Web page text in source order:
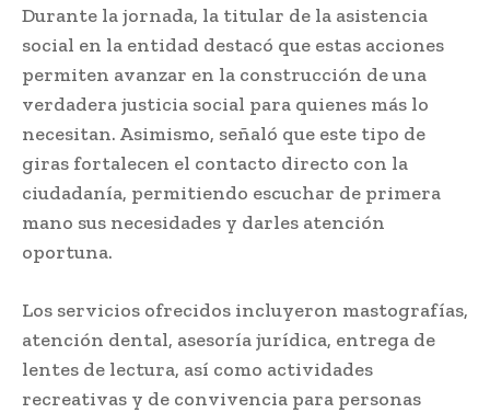
Durante la jornada, la titular de la asistencia
social en la entidad destacó que estas acciones
permiten avanzar en la construcción de una
verdadera justicia social para quienes más lo
necesitan. Asimismo, señaló que este tipo de
giras fortalecen el contacto directo con la
ciudadanía, permitiendo escuchar de primera
mano sus necesidades y darles atención
oportuna.
Los servicios ofrecidos incluyeron mastografías,
atención dental, asesoría jurídica, entrega de
lentes de lectura, así como actividades
recreativas y de convivencia para personas